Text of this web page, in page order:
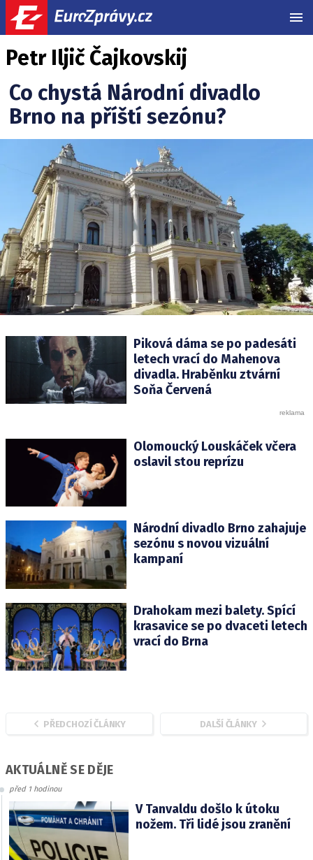
Petr Iljič Čajkovskij
Co chystá Národní divadlo
Brno na příští sezónu?
Piková dáma se po padesáti
letech vrací do Mahenova
divadla. Hraběnku ztvární
Soňa Červená
Olomoucký Louskáček včera
oslavil stou reprízu
Národní divadlo Brno zahajuje
sezónu s novou vizuální
kampaní
Drahokam mezi balety. Spící
krasavice se po dvaceti letech
vrací do Brna
PŘEDCHOZÍ ČLÁNKY DALŠÍ ČLÁNKY
AKTUÁLNĚ SE DĚJE
před 1 hodinou
V Tanvaldu došlo k útoku
nožem. Tři lidé jsou zranění